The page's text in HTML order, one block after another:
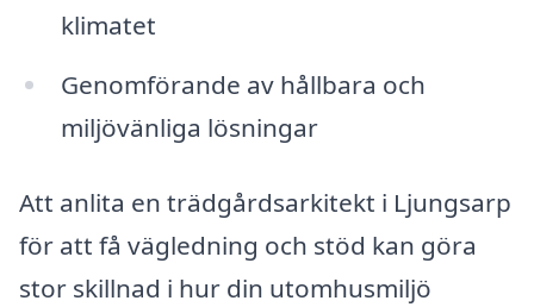
klimatet
Genomförande av hållbara och
miljövänliga lösningar
Att anlita en trädgårdsarkitekt i Ljungsarp
för att få vägledning och stöd kan göra
stor skillnad i hur din utomhusmiljö